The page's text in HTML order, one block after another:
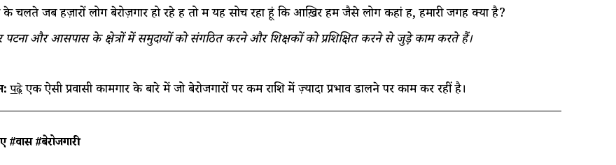
चलते जब हज़ारों लोग बेरोज़गार हो रहे हैं तो मैं यह सोच रहा हूं कि आख़िर हम जैसे लोग कहां हैं, हमारी जगह क्या है?
और आसपास के क्षेत्रों में समुदायों को संगठित करने और शिक्षकों को प्रशिक्षित करने से जुड़े काम करते हैं।
पढ़ेएक ऐसी प्रवासी कामगार के बारे में जो बेरोजगारों पर कम राशि में ज़्यादा प्रभाव डालने पर काम कर रहीं है।
#प्रवास #बेरोजगारी